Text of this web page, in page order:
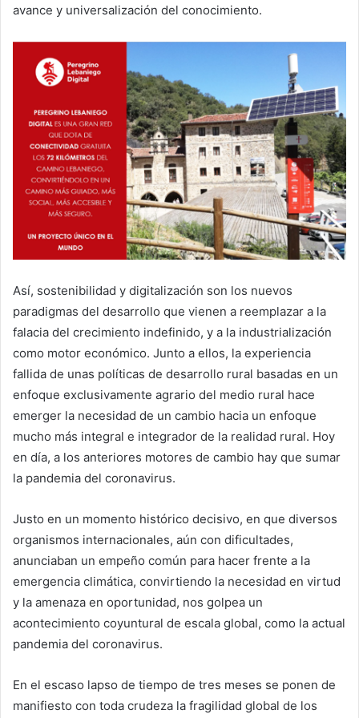
avance y universalización del conocimiento.
Así, sostenibilidad y digitalización son los nuevos
paradigmas del desarrollo que vienen a reemplazar a la
falacia del crecimiento indefinido, y a la industrialización
como motor económico. Junto a ellos, la experiencia
fallida de unas políticas de desarrollo rural basadas en un
enfoque exclusivamente agrario del medio rural hace
emerger la necesidad de un cambio hacia un enfoque
mucho más integral e integrador de la realidad rural. Hoy
en día, a los anteriores motores de cambio hay que sumar
la pandemia del coronavirus.
Justo en un momento histórico decisivo, en que diversos
organismos internacionales, aún con dificultades,
anunciaban un empeño común para hacer frente a la
emergencia climática, convirtiendo la necesidad en virtud
y la amenaza en oportunidad, nos golpea un
acontecimiento coyuntural de escala global, como la actual
pandemia del coronavirus.
En el escaso lapso de tiempo de tres meses se ponen de
manifiesto con toda crudeza la fragilidad global de los